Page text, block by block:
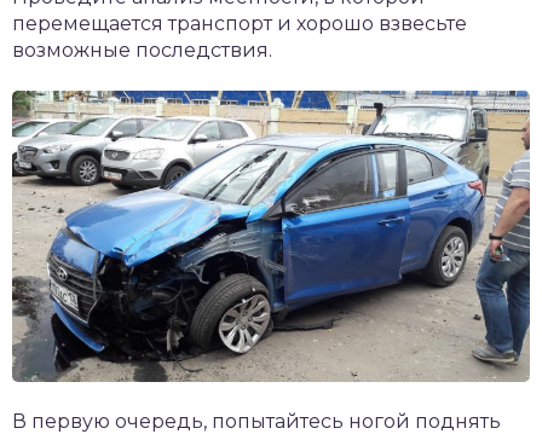
перемещается транспорт и хорошо взвесьте
возможные последствия.
В первую очередь, попытайтесь ногой поднять